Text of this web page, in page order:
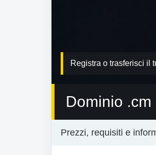
Registra o trasferisci il
Dominio .cm
Prezzi, requisiti e